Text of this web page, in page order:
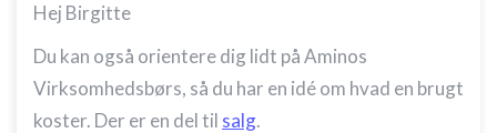
Hej Birgitte
Du kan også orientere dig lidt på Aminos
Virksomhedsbørs, så du har en idé om hvad en brugt
koster. Der er en del til salg.